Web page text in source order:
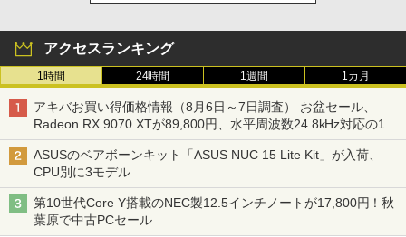
アクセスランキング
1時間 24時間 1週間 1カ月
アキバお買い得価格情報（8月6日～7日調査） お盆セール、
Radeon RX 9070 XTが89,800円、水平周波数24.8kHz対応の17
型モニターが9,801円、暑さ指数連動セール ほか
ASUSのベアボーンキット「ASUS NUC 15 Lite Kit」が入荷、
CPU別に3モデル
第10世代Core Y搭載のNEC製12.5インチノートが17,800円！秋
葉原で中古PCセール